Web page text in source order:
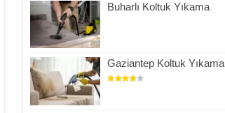
Buharlı Koltuk Yıkama
Gaziantep Koltuk Yıkama